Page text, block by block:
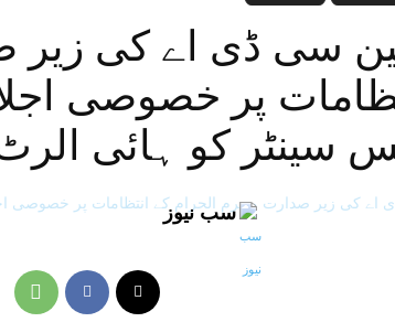
سی ڈی اے کی زیر
پر خصوصی
سینٹر کو ہائی
سب نیوز